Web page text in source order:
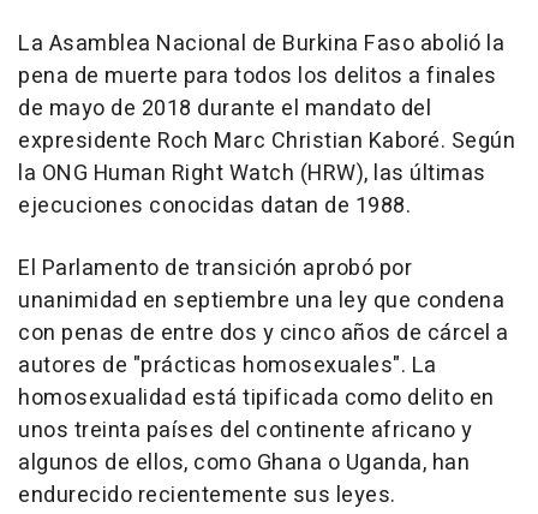
La Asamblea Nacional de Burkina Faso abolió la
pena de muerte para todos los delitos a finales
de mayo de 2018 durante el mandato del
expresidente Roch Marc Christian Kaboré. Según
la ONG Human Right Watch (HRW), las últimas
ejecuciones conocidas datan de 1988.
El Parlamento de transición aprobó por
unanimidad en septiembre una ley que condena
con penas de entre dos y cinco años de cárcel a
autores de "prácticas homosexuales". La
homosexualidad está tipificada como delito en
unos treinta países del continente africano y
algunos de ellos, como Ghana o Uganda, han
endurecido recientemente sus leyes.